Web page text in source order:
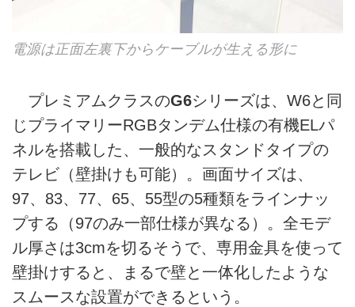
電源は正面左裏下からケーブルが生える形に
プレミアムクラスのG6シリーズは、W6と同
じプライマリーRGBタンデム仕様の有機ELパ
ネルを搭載した、一般的なスタンドタイプの
テレビ（壁掛けも可能）。画面サイズは、
97、83、77、65、55型の5種類をラインナッ
プする（97のみ一部仕様が異なる）。全モデ
ル厚さは3cmを切るそうで、専用金具を使って
壁掛けすると、まるで壁と一体化したような
スムースな設置ができるという。